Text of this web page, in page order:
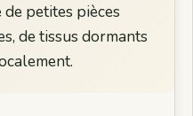
petites pièces
de tissus dormants